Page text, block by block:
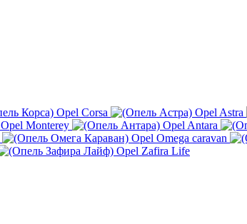
Opel Corsa Opel Astra
Opel Monterey Opel Antara
Opel Omega caravan
Opel Zafira Life